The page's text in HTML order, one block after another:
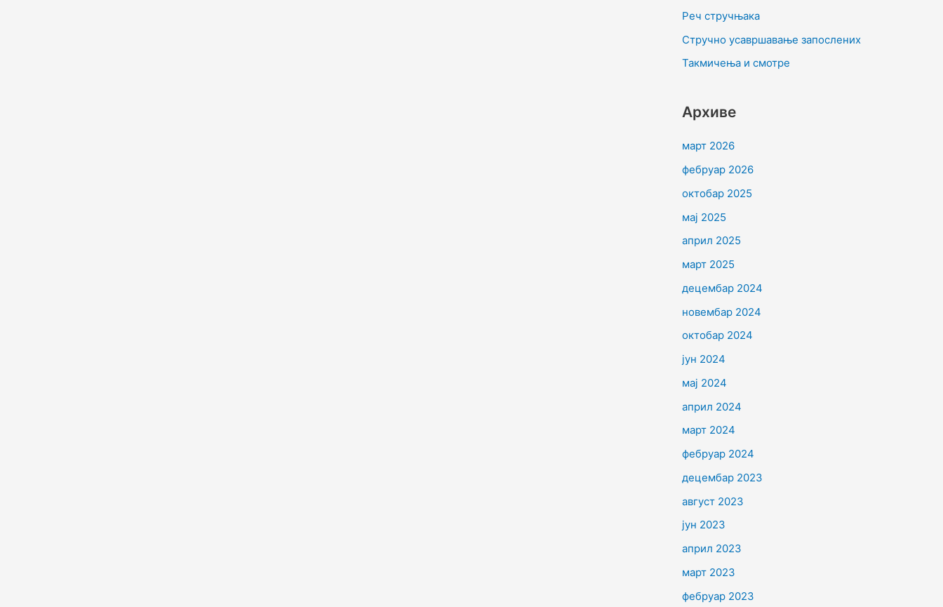
Реч стручњака
Стручно усавршавање запослених
Такмичења и смотре
Архиве
март 2026
фебруар 2026
октобар 2025
мај 2025
април 2025
март 2025
децембар 2024
новембар 2024
октобар 2024
јун 2024
мај 2024
април 2024
март 2024
фебруар 2024
децембар 2023
август 2023
јун 2023
април 2023
март 2023
фебруар 2023